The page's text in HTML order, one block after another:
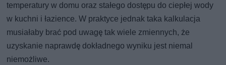
temperatury w domu oraz stałego dostępu do ciepłej wody
w kuchni i łazience. W praktyce jednak taka kalkulacja
musiałaby brać pod uwagę tak wiele zmiennych, że
uzyskanie naprawdę dokładnego wyniku jest niemal
niemożliwe.